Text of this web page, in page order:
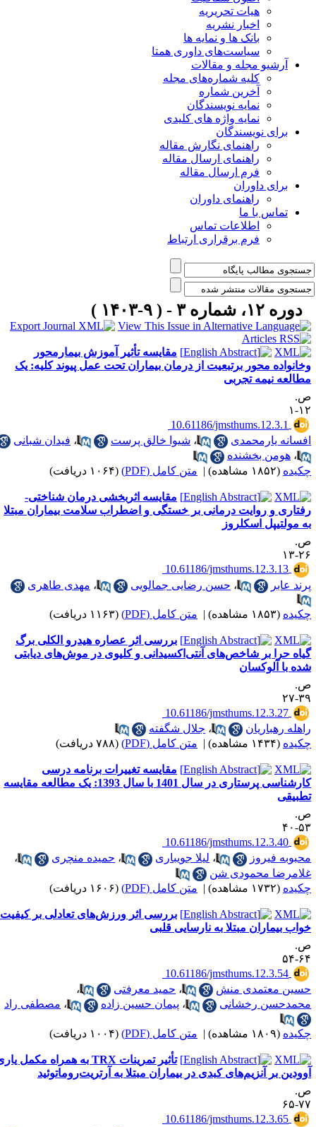
هیات تحریریه
اخبار نشریه
بانک ها و نمایه ها
سیاست‌های داوری همتا
مجله و مقالات
کلیه شماره‌های مجله
آخرین شماره
نمایه نویسندگان
نمایه واژه های کلیدی
نویسندگان
راهنمای نگارش مقاله
راهنمای ارسال مقاله
فرم ارسال مقاله
داوران
راهنمای داوران
با ما
اطلاعات تماس
فرم برقراری ارتباط
مقایسه تأثیر آموزش بیمارمحور
محور برتبعیت از درمان بیماران تحت عمل پیوند کلیه: یک
تجربی
10.61186/
، شیوا خالق پرست ، فیدان شبانی
بخشنده
| متن کامل (PDF) (۱۰۶۴ دریافت)
مقایسه اثربخشی درمان شناختی-
و روایت درمانی بر خستگی و اضطراب سلامت بیماران مبتلا
اسکلروز
10.61186/
، حسن رضایی جمالویی ، مهدی طاهری
| متن کامل (PDF) (۱۱۶۳ دریافت)
بررسی اثر عصاره هیدرو الکلی برگ
بر شاخص‌های آنتی‌اکسیدانی و کلیوی در موش‌های دیابتی
10.61186/
، جلال شگفته
| متن کامل (PDF) (۷۸۸ دریافت)
مقایسه تغییرات برنامه درسی
کارشناسی پرستاری در سال 1401 با سال 1393: یک مطالعه مقایسه
10.61186/
، لیلا جویباری ، حمیده منچری
،
محمودی شن
| متن کامل (PDF) (۱۶۰۶ دریافت)
بررسی اثر ورزش‌های تعادلی بر کیفیت
مبتلا به نارسایی قلبی
10.61186/
منش
، حمید معرفتی
،
رخشانی
، پیمان حسین زاده ، مصطفی راد
| متن کامل (PDF) (۱۰۰۴ دریافت)
تأثیر تمرینات TRX به همراه مکمل یاری
آنزیم‌های کبدی در بیماران مبتلا به آرتریت‌روماتوئید
10.61186/